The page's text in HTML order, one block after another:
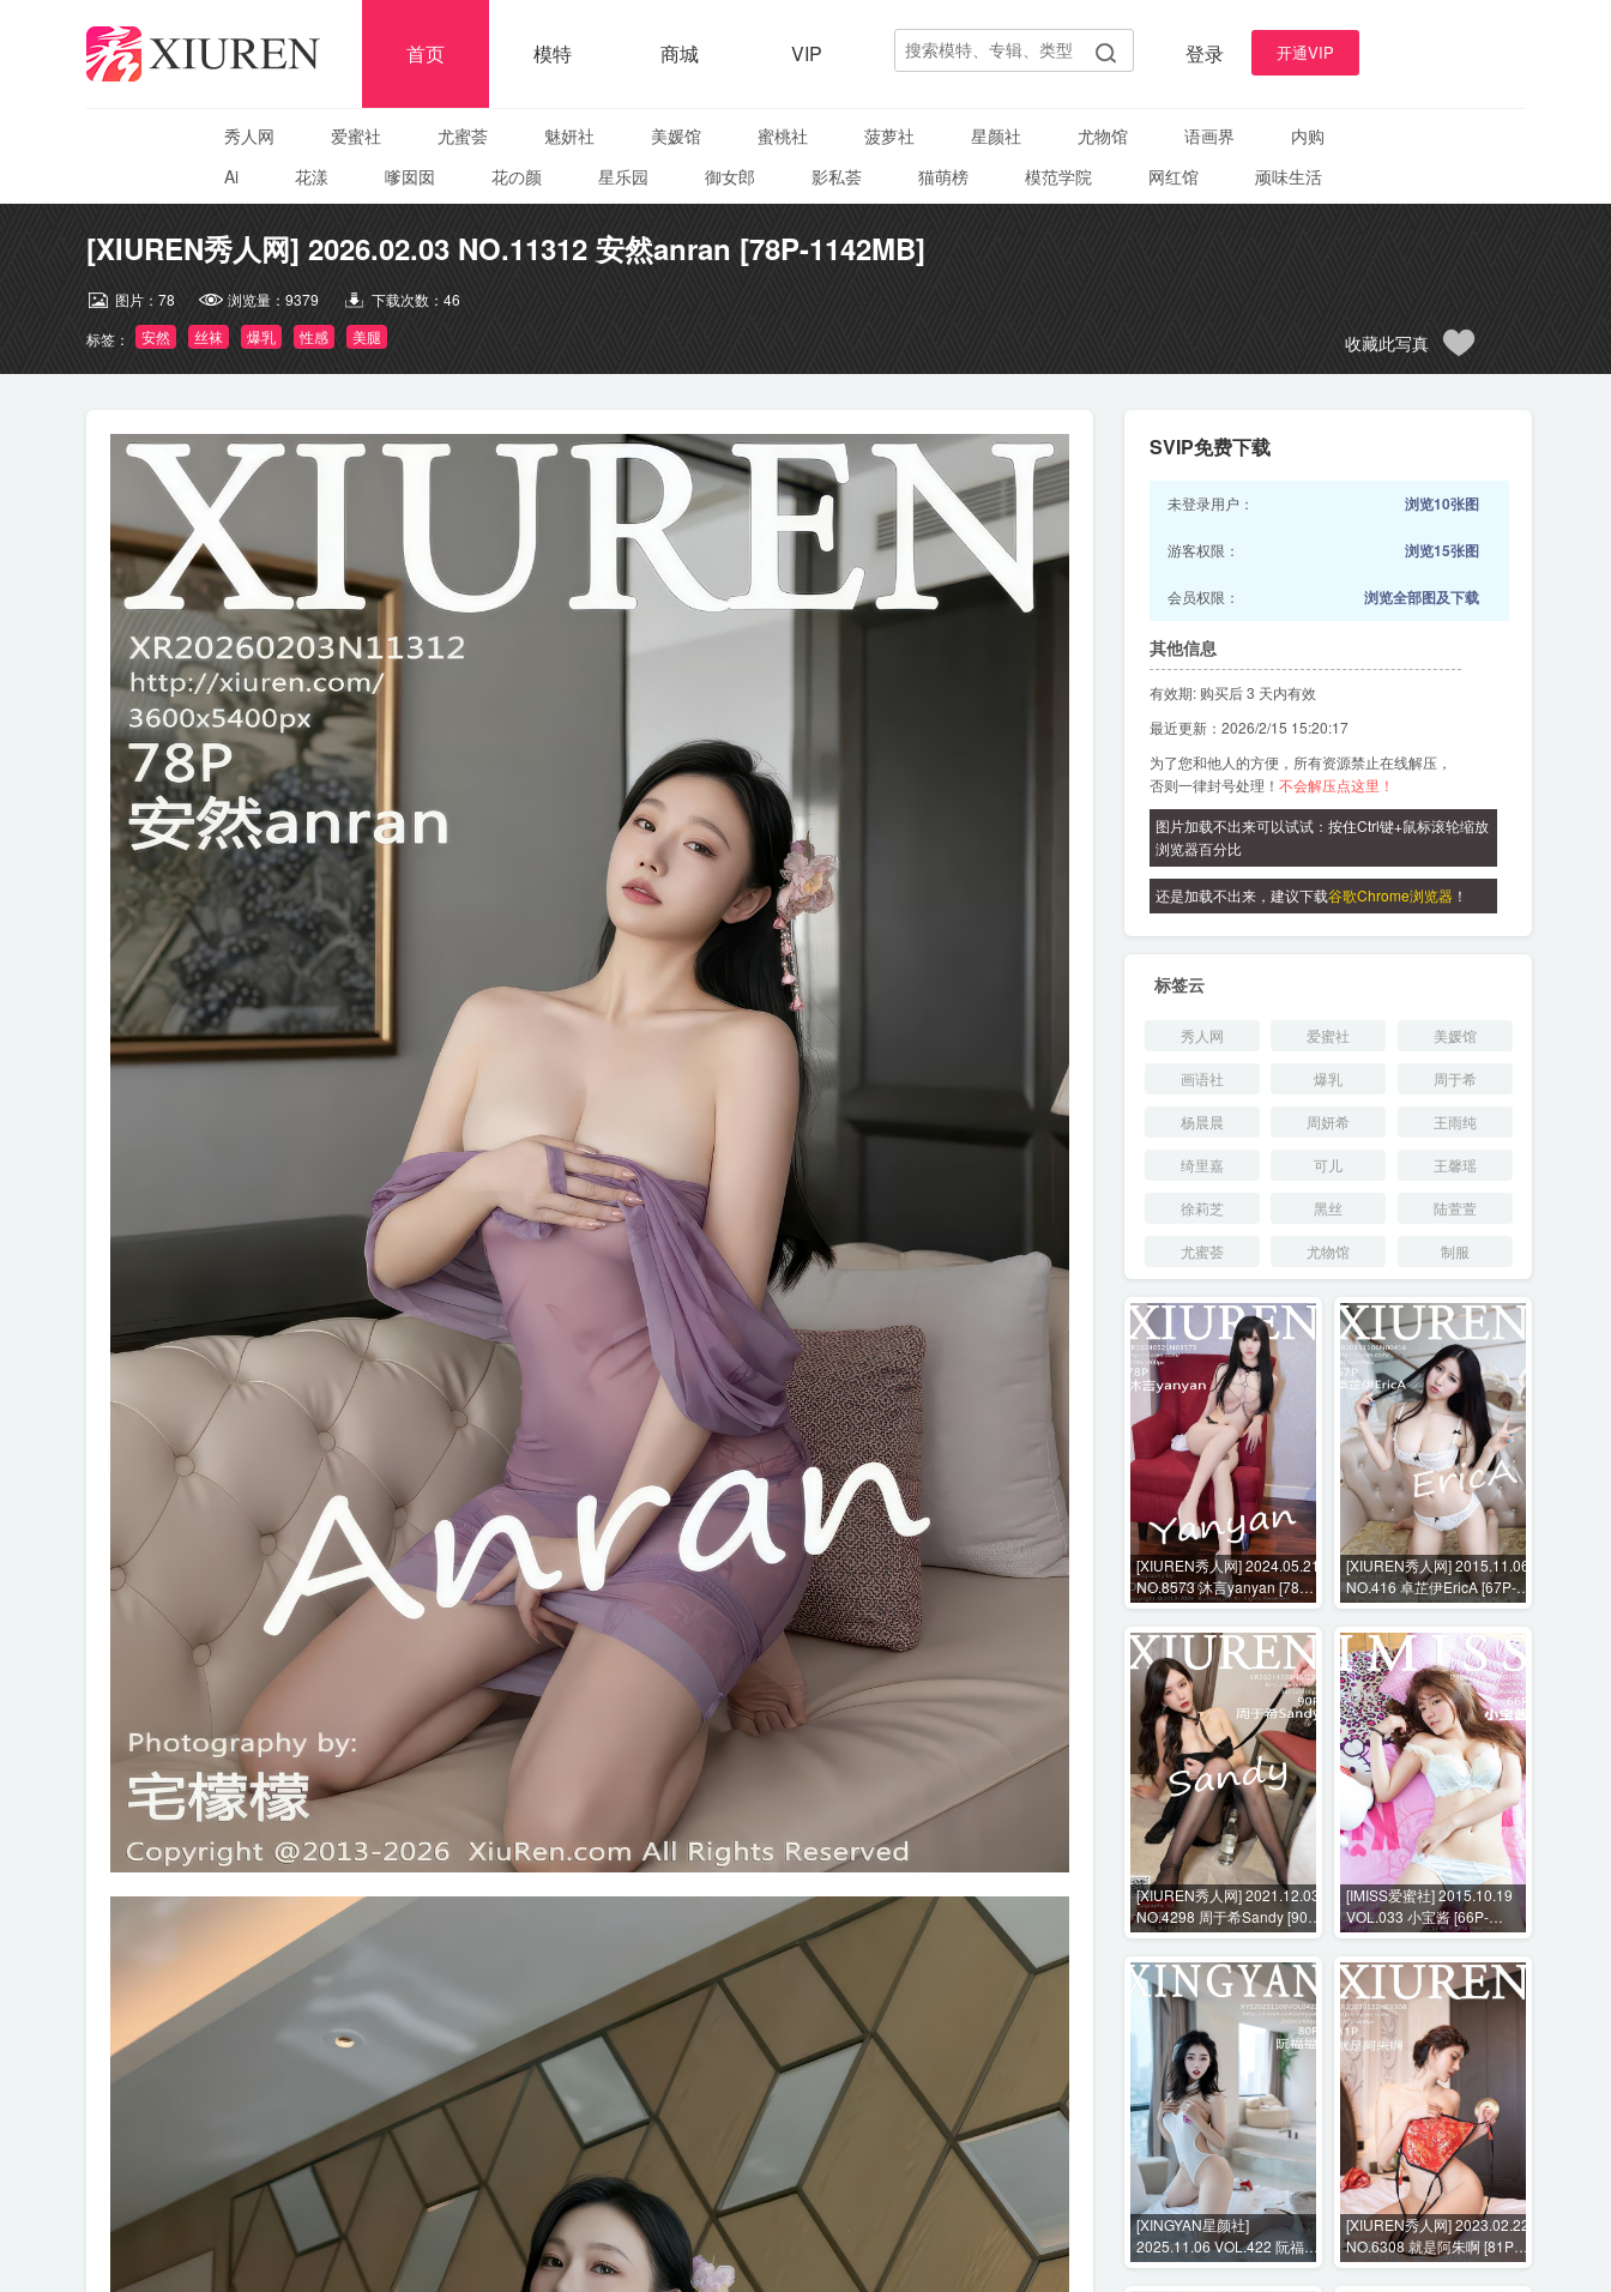
首页 模特 商城 VIP 登录 开通VIP
秀人网 爱蜜社 尤蜜荟 魅妍社 美媛馆 蜜桃社 菠萝社 星颜社 尤物馆 语画界
内购
Ai
花漾 嗲囡囡 花の颜 星乐园 御女郎 影私荟 猫萌榜 模范学院 网红馆 顽味生活
[XIUREN秀人网] 2026.02.03 NO.11312 安然anran [78P-1142MB]
图片： 78 浏览量： 9379 下载次数： 46
标签：
安然 丝袜 爆乳 性感 美腿 收藏此写真
SVIP免费下载
未登录用户： 浏览10张图
游客权限： 浏览15张图
会员权限： 浏览全部图及下载
其他信息
有效期: 购买后 3 天内有效
最近更新：2026/2/15 15:20:17
为了您和他人的方便，所有资源禁止在线解压，
否则一律封号处理！ 不会解压点这里！
图片加载不出来可以试试：按住Ctrl键+鼠标滚轮缩放
浏览器百分比
还是加载不出来，建议下载谷歌Chrome浏览器 ！
标签云
秀人网 爱蜜社 美媛馆
画语社 爆乳 周于希
杨晨晨 周妍希 王雨纯
绮里嘉 可儿 王馨瑶
徐莉芝 黑丝 陆萱萱
尤蜜荟 尤物馆 制服
[XIUREN秀人网] 2024.05.21
NO.8573 沐言yanyan [78P-
792MB]
[XIUREN秀人网] 2015.11.06
NO.416 卓芷伊EricA [67P-
163MB]
[XIUREN秀人网] 2021.12.03
NO.4298 周于希Sandy [90P-
959MB]
[IMISS爱蜜社] 2015.10.19
VOL.033 小宝酱 [66P-
272MB]
[XINGYAN星颜社]
2025.11.06 VOL.422 阮福福
[80P-721MB]
[XIUREN秀人网] 2023.02.22
NO.6308 就是阿朱啊 [81P-
798MB]